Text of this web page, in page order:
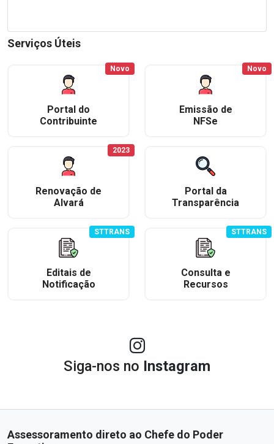
Serviços Úteis
Portal do
Contribuinte
Novo
Emissão de
NFSe
Novo
Renovação de
Alvará
2023
Portal da
Transparência
Editais de
Notificação
STTRANS
Consulta e
Recursos
STTRANS
Siga-nos no Instagram
Assessoramento direto ao Chefe do Poder